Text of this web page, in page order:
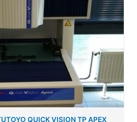
QUICK VISION TP APEX